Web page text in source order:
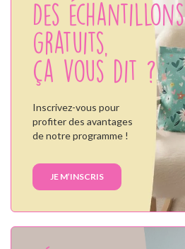
Des échantillons
gratuits,
ça vous dit ?
Inscrivez-vous pour
profiter des avantages
de notre programme !
JE M’INSCRIS